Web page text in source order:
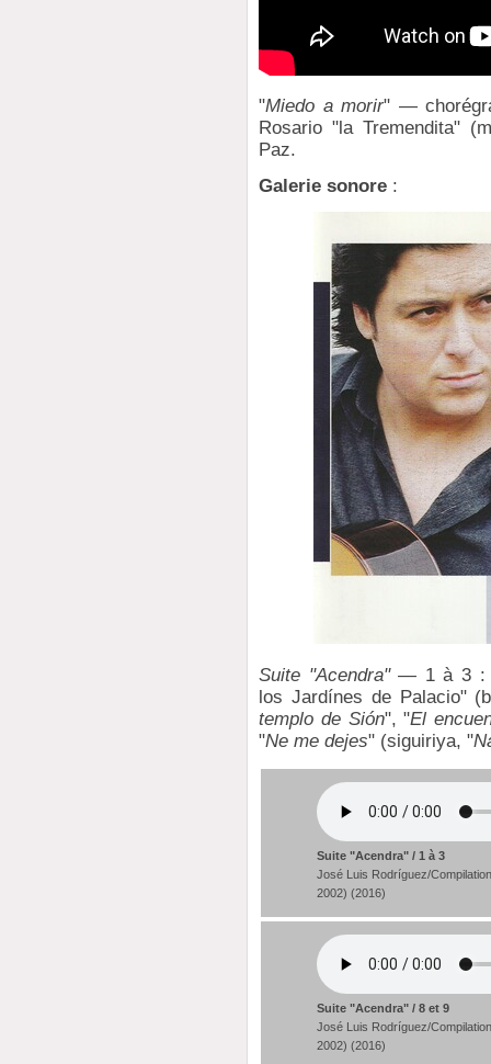
"Miedo a morir" —
Rosario "la Tremendita"
Paz.
Galerie sonore :
Suite "Acendra"— 1 à 3 :
los Jardínes de Palacio"
templo de Sión", "El
"Ne me dejes" (siguiriya, "
Suite "Acendra" / 1 à 3
José Luis Rodríguez/
2002) (2016)
Suite "Acendra" / 8 et 9
José Luis Rodríguez/
2002) (2016)